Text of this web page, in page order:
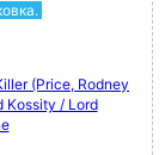
(Price, Rodney
Kossity / Lord